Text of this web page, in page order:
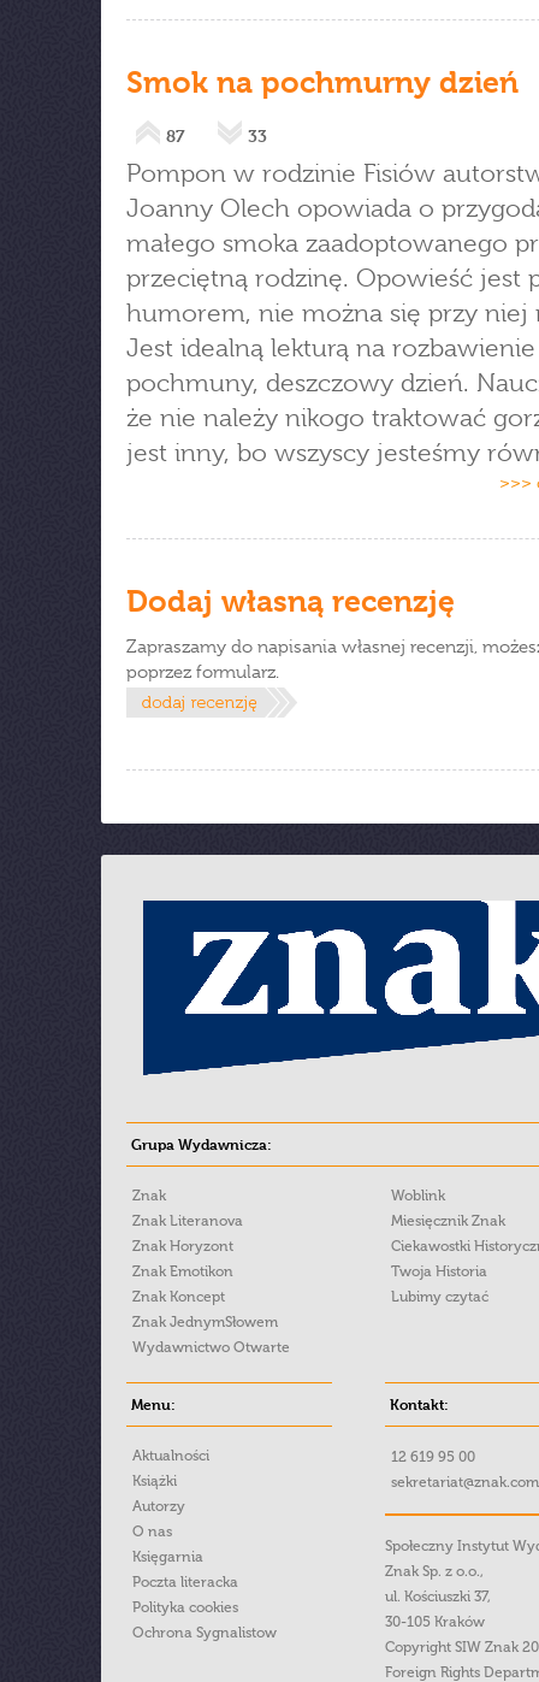
Smok na pochmurny dzień
87 33
Pompon w rodzinie Fisiów
Joanny Olech opowiada o
małego smoka zaadoptowanego
przeciętną rodzinę. Opowieść jest
humorem, nie można się przy niej
Jest idealną lekturą na
pochmuny, deszczowy dzień.
że nie należy nikogo traktować
jest inny, bo wszyscy jesteśmy
>>>
Dodaj własną recenzję
Zapraszamy do napisania własnej recenzji,
poprzez formularz.
Grupa Wydawnicza:
Znak
Znak Literanova
Znak Horyzont
Znak Emotikon
Znak Koncept
Znak JednymSłowem
Wydawnictwo Otwarte
Woblink
Miesięcznik Znak
Ciekawostki
Twoja Historia
Lubimy czytać
Menu:
Aktualności
Książki
Autorzy
O nas
Księgarnia
Poczta literacka
Polityka cookies
Ochrona Sygnalistow
Kontakt:
12 619 95 00
Społeczny Instytut
Znak Sp. z o.o.,
ul. Kościuszki 37,
30-105 Kraków
Copyright SIW Znak
Foreign Rights